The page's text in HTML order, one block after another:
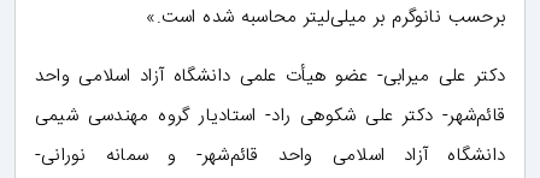
برحسب نانوگرم بر میلی‌لیتر محاسبه شده است.»
دکتر علی میرابی- عضو هیأت علمی دانشگاه آزاد اسلامی واحد
قائم‌شهر- دکتر علی شکوهی راد- استادیار گروه مهندسی شیمی
دانشگاه آزاد اسلامی واحد قائم‌شهر- و سمانه نورانی-